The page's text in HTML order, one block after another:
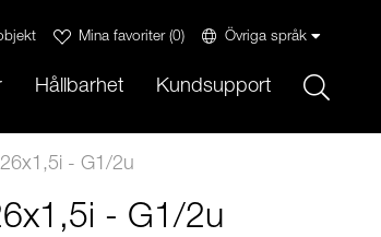
Mina favoriter(0) Övriga språk
Hållbarhet Kundsupport
- G1/2u
- G1/2u